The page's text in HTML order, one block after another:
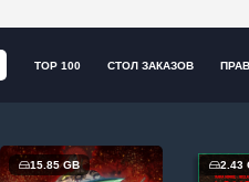
TOP 100 СТОЛ ЗАКАЗОВ
15.85 GB 2.43